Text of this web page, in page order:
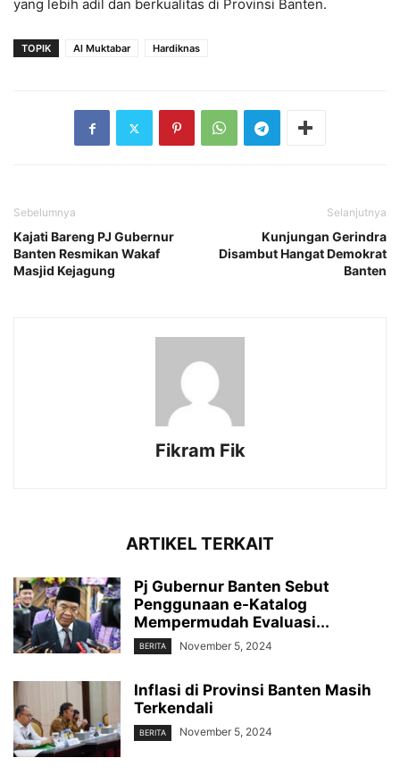
yang lebih adil dan berkualitas di Provinsi Banten.
TOPIK Al Muktabar Hardiknas
Sebelumnya
Kajati Bareng PJ Gubernur
Banten Resmikan Wakaf
Masjid Kejagung
Selanjutnya
Kunjungan Gerindra
Disambut Hangat Demokrat
Banten
Fikram Fik
ARTIKEL TERKAIT
Pj Gubernur Banten Sebut
Penggunaan e-Katalog
Mempermudah Evaluasi...
BERITA November 5, 2024
Inflasi di Provinsi Banten Masih
Terkendali
BERITA November 5, 2024